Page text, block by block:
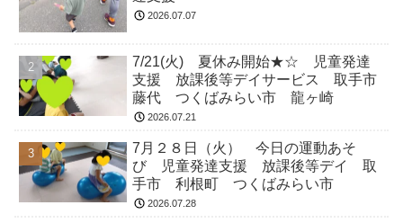
2026.07.07
7/21(火) 夏休み開始★☆ 児童発達
支援 放課後等デイサービス 取手市
藤代 つくばみらい市 龍ヶ崎
2026.07.21
7月２８日（火） 今日の運動あそ
び 児童発達支援 放課後等デイ 取
手市 利根町 つくばみらい市
2026.07.28